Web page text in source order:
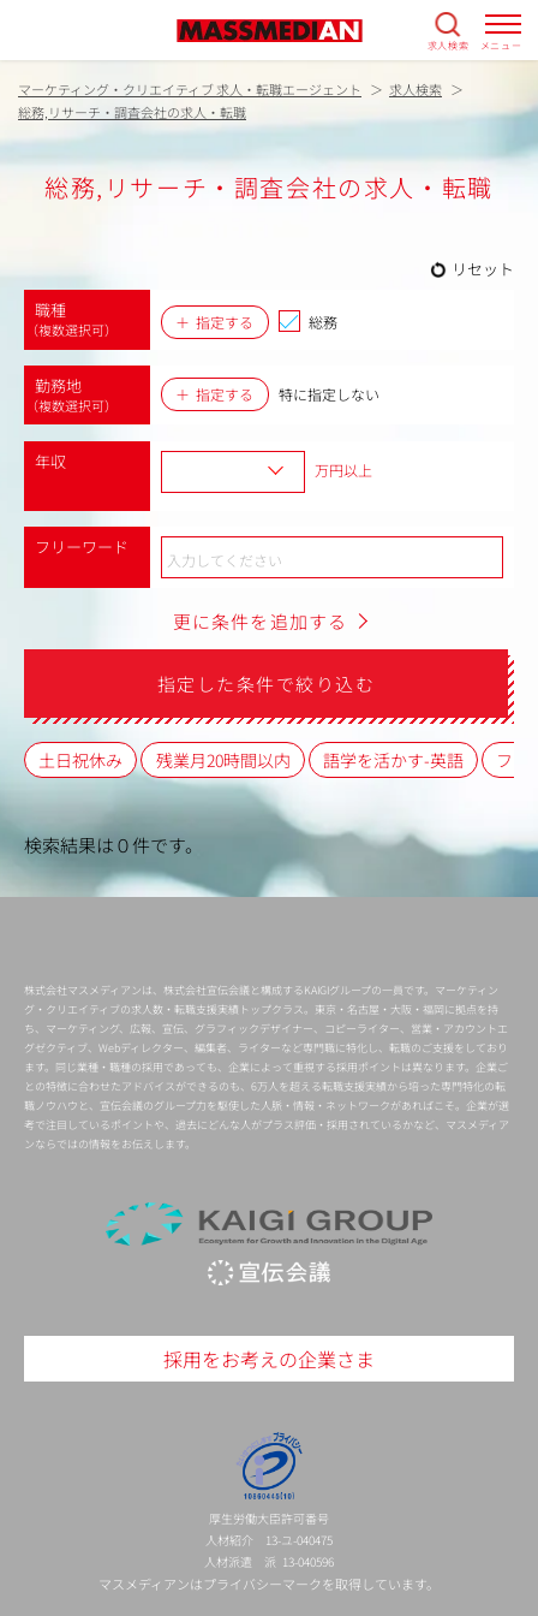
求人検索 メニュー
マーケティング・クリエイティブ 求人・転職エージェント
求人検索
総務,リサーチ・調査会社の求人・転職
総務,リサーチ・調査会社の求人・転職
リセット
職種
（複数選択可） 指定する 総務
勤務地
（複数選択可）
指定する 特に指定しない
年収 万円以上
フリーワード
更に条件を追加する
指定した条件で絞り込む
土日祝休み 残業月20時間以内 語学を活かす-英語 フレ
検索結果は０件です。
株式会社マスメディアンは、株式会社宣伝会議と構成するKAIGIグループの一員です。マーケティン
グ・クリエイティブの求人数・転職支援実績トップクラス。東京・名古屋・大阪・福岡に拠点を持
ち、マーケティング、広報、宣伝、グラフィックデザイナー、コピーライター、営業・アカウントエ
グゼクティブ、Webディレクター、編集者、ライターなど専門職に特化し、転職のご支援をしており
ます。同じ業種・職種の採用であっても、企業によって重視する採用ポイントは異なります。企業ご
との特徴に合わせたアドバイスができるのも、6万人を超える転職支援実績から培った専門特化の転
職ノウハウと、宣伝会議のグループ力を駆使した人脈・情報・ネットワークがあればこそ。企業が選
考で注目しているポイントや、過去にどんな人がプラス評価・採用されているかなど、マスメディア
ンならではの情報をお伝えします。
採用をお考えの企業さま
厚生労働大臣許可番号
人材紹介 13-ユ-040475
人材派遣 派 13-040596
マスメディアンはプライバシーマークを取得しています。